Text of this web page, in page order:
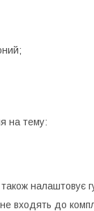
на тему:
налаштовує
входять до